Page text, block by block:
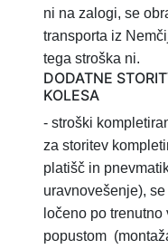
ni na zalogi, se
transporta iz
tega stroška ni.
DODATNE
KOLESA
- stroški
za storitev
platišč in
uravnovešenje),
ločeno po
popustom